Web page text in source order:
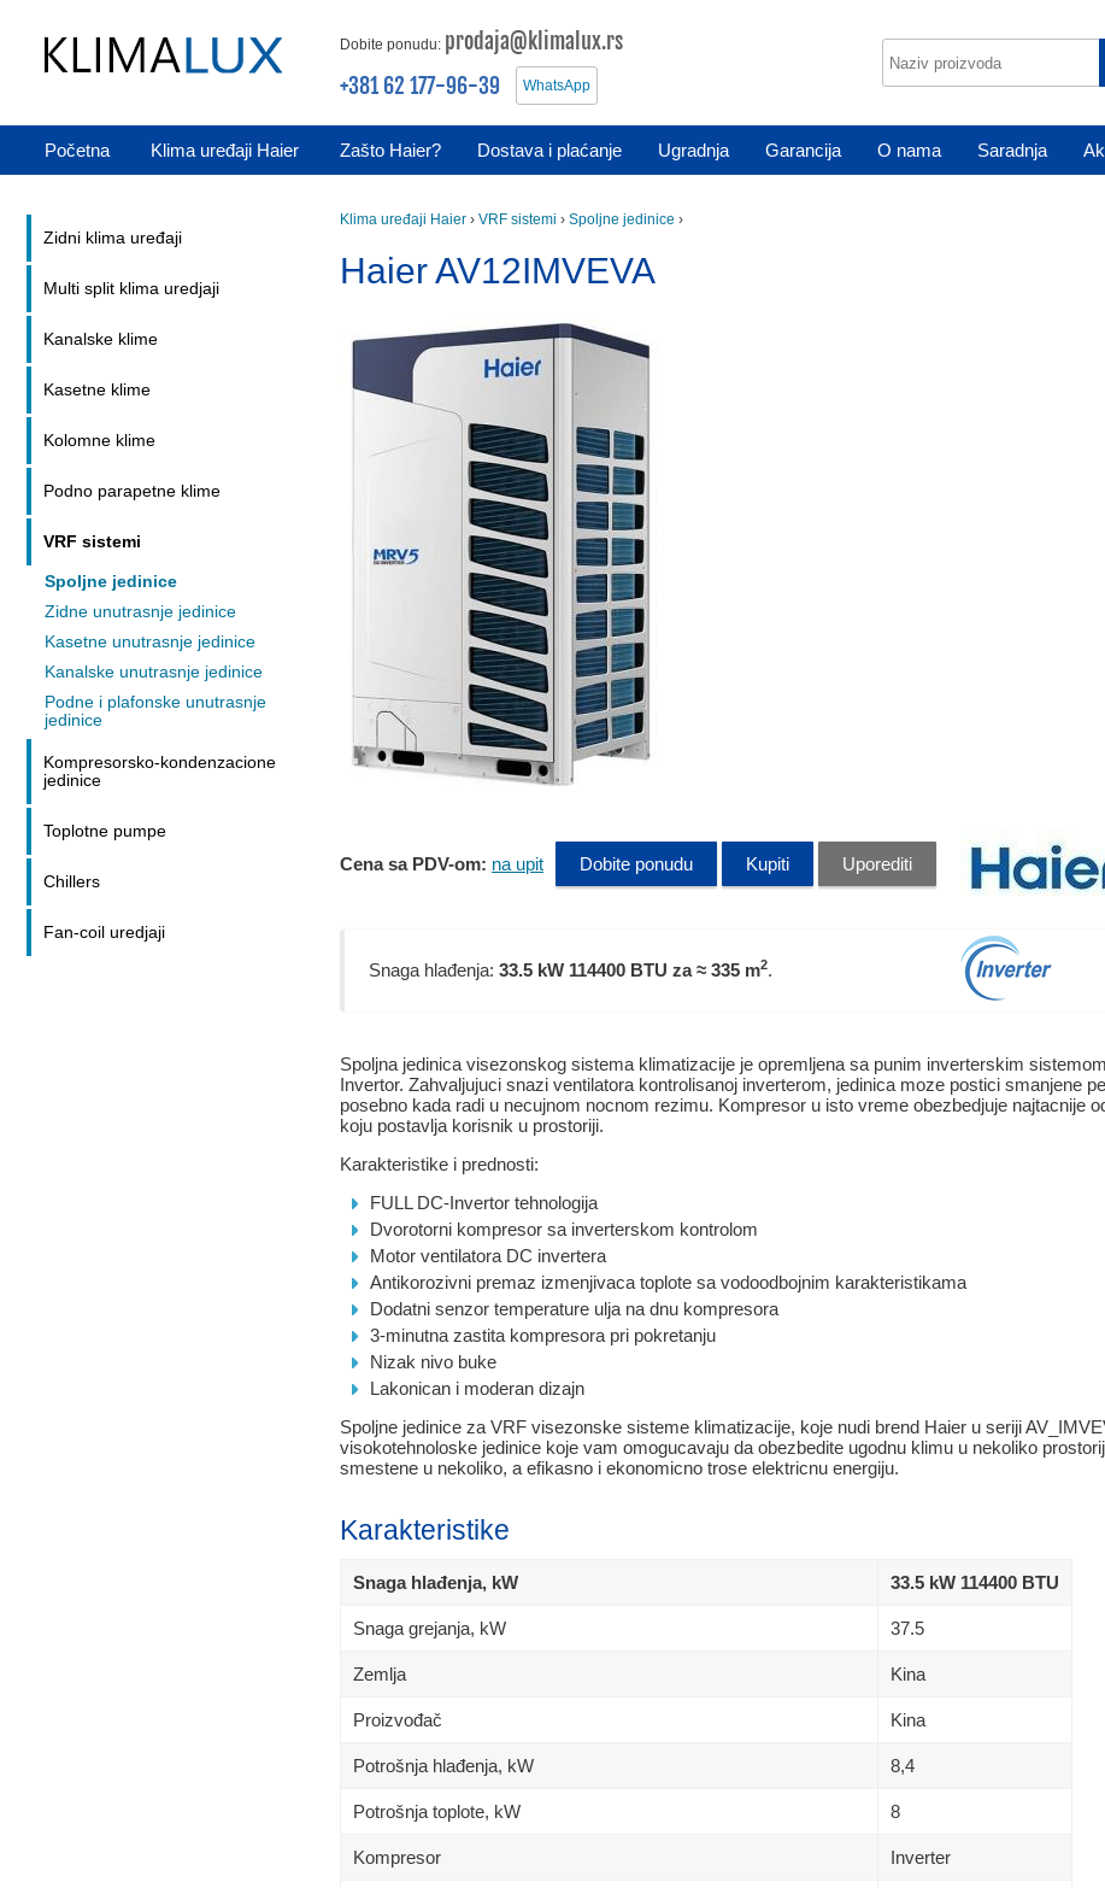
Dobite ponudu: prodaja@klimalux.rs
+381 62 177-96-39
WhatsApp
Početna Klima uređaji Haier Zašto Haier? Dostava i plaćanje Ugradnja Garancija O nama Saradnja
Klima uređaji Haier › VRF sistemi › Spoljne jedinice ›
Haier AV12IMVEVA
Cena sa PDV-om: na upit Dobite ponudu Kupiti Uporediti
Snaga hlađenja: 33.5 kW 114400 BTU za ≈ 335 m2.
Spoljna jedinica visezonskog sistema klimatizacije je opremljena sa punim inverterskim
Invertor. Zahvaljujuci snazi ventilatora kontrolisanoj inverterom, jedinica moze postici smanjene
posebno kada radi u necujnom nocnom rezimu. Kompresor u isto vreme obezbedjuje najtacnije
koju postavlja korisnik u prostoriji.
Karakteristike i prednosti:
FULL DC-Invertor tehnologija
Dvorotorni kompresor sa inverterskom kontrolom
Motor ventilatora DC invertera
Antikorozivni premaz izmenjivaca toplote sa vodoodbojnim karakteristikama
Dodatni senzor temperature ulja na dnu kompresora
3-minutna zastita kompresora pri pokretanju
Nizak nivo buke
Lakonican i moderan dizajn
Spoljne jedinice za VRF visezonske sisteme klimatizacije, koje nudi brend Haier u seriji
visokotehnoloske jedinice koje vam omogucavaju da obezbedite ugodnu klimu u nekoliko
smestene u nekoliko, a efikasno i ekonomicno trose elektricnu energiju.
Karakteristike
Snaga hlađenja, kW 33.5 kW 114400 BTU
Snaga grejanja, kW 37.5
Zemlja Kina
Proizvođač Kina
Potrošnja hlađenja, kW 8,4
Potrošnja toplote, kW 8
Kompresor Inverter
Zidni klima uređaji
Multi split klima uredjaji
Kanalske klime
Kasetne klime
Kolomne klime
Podno parapetne klime
VRF sistemi
Spoljne jedinice
Zidne unutrasnje jedinice
Kasetne unutrasnje jedinice
Kanalske unutrasnje jedinice
Podne i plafonske unutrasnje
jedinice
Kompresorsko-kondenzacione
jedinice
Toplotne pumpe
Chillers
Fan-coil uredjaji